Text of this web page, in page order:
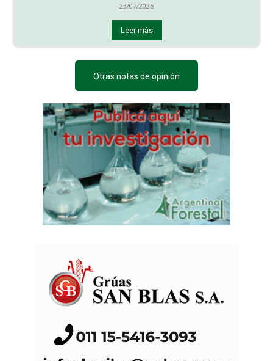
23/07/2026
Leer más
Otras notas de opinión